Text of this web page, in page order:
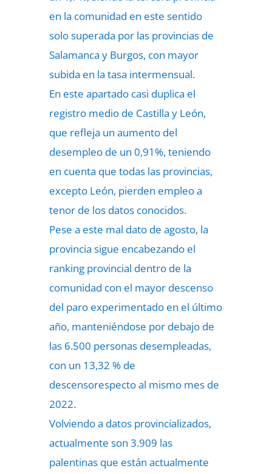
en la comunidad en este sentido
solo superada por las provincias de
Salamanca y Burgos, con mayor
subida en la tasa intermensual.
En este apartado casi duplica el
registro medio de Castilla y León,
que refleja un aumento del
desempleo de un 0,91%, teniendo
en cuenta que todas las provincias,
excepto León, pierden empleo a
tenor de los datos conocidos.
Pese a este mal dato de agosto, la
provincia sigue encabezando el
ranking provincial dentro de la
comunidad con el mayor descenso
del paro experimentado en el último
año, manteniéndose por debajo de
las 6.500 personas desempleadas,
con un 13,32 % de
descensorespecto al mismo mes de
2022.
Volviendo a datos provincializados,
actualmente son 3.909 las
palentinas que están actualmente